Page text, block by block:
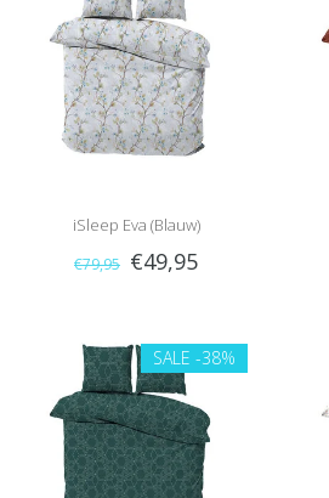
iSleep Eva (Blauw)
€79,95 €49,95
SALE -38%